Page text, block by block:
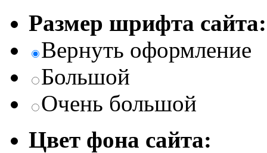
Размер шрифта сайта:
Вернуть оформление
Большой
Очень большой
Цвет фона сайта: